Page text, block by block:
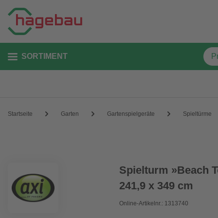
SORTIMENT
Startseite Garten Gartenspielgeräte Spieltürme
Spielturm »Beach
241,9 x 349 cm
Online-Artikelnr.: 1313740